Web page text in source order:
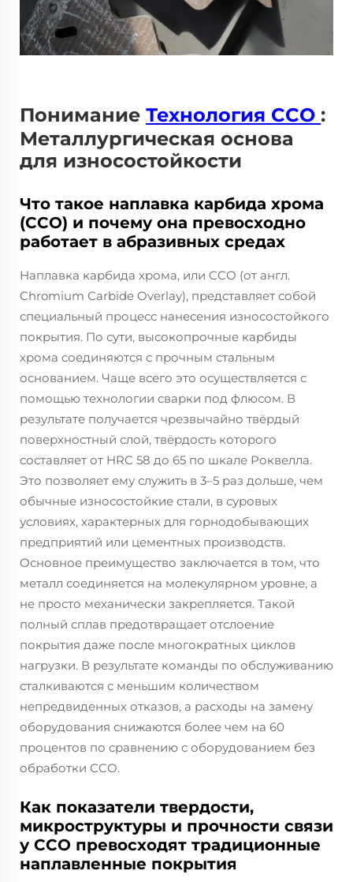
Понимание Технология CCO :
Металлургическая основа
для износостойкости
Что такое наплавка карбида хрома
(CCO) и почему она превосходно
работает в абразивных средах
Наплавка карбида хрома, или CCO (от англ.
Chromium Carbide Overlay), представляет собой
специальный процесс нанесения износостойкого
покрытия. По сути, высокопрочные карбиды
хрома соединяются с прочным стальным
основанием. Чаще всего это осуществляется с
помощью технологии сварки под флюсом. В
результате получается чрезвычайно твёрдый
поверхностный слой, твёрдость которого
составляет от HRC 58 до 65 по шкале Роквелла.
Это позволяет ему служить в 3–5 раз дольше, чем
обычные износостойкие стали, в суровых
условиях, характерных для горнодобывающих
предприятий или цементных производств.
Основное преимущество заключается в том, что
металл соединяется на молекулярном уровне, а
не просто механически закрепляется. Такой
полный сплав предотвращает отслоение
покрытия даже после многократных циклов
нагрузки. В результате команды по обслуживанию
сталкиваются с меньшим количеством
непредвиденных отказов, а расходы на замену
оборудования снижаются более чем на 60
процентов по сравнению с оборудованием без
обработки CCO.
Как показатели твердости,
микроструктуры и прочности связи
у CCO превосходят традиционные
наплавленные покрытия